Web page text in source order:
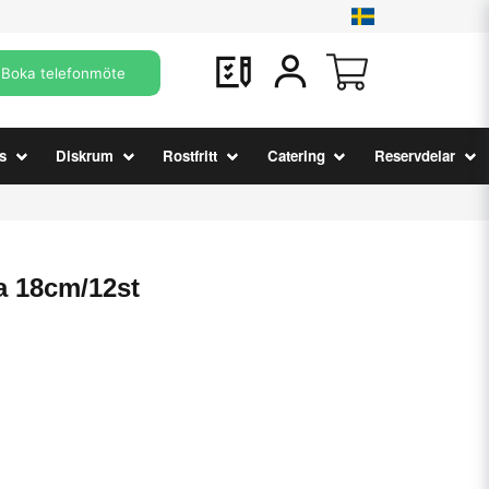
Boka telefonmöte
Diskrum Rostfritt Catering Reservdelar
18cm/12st